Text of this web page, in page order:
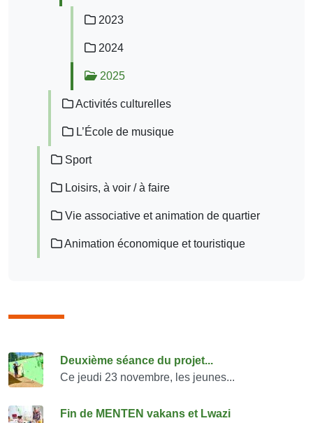
2023
2024
2025
Activités culturelles
L’École de musique
Sport
Loisirs, à voir / à faire
Vie associative et animation de quartier
Animation économique et touristique
Consulter également
Deuxième séance du projet...
Ce jeudi 23 novembre, les jeunes...
Fin de MENTEN vakans et Lwazi